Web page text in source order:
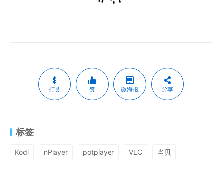
打赏 赞 微海报 分享
标签
Kodi nPlayer potplayer VLC 当贝